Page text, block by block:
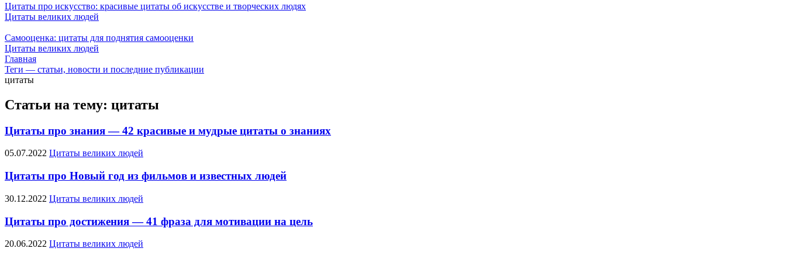
Цитаты про искусство: красивые цитаты об искусстве и творческих людях
Цитаты великих людей
Самооценка: цитаты для поднятия самооценки
Цитаты великих людей
Главная
Теги — статьи, новости и последние публикации
цитаты
Статьи на тему: цитаты
Цитаты про знания — 42 красивые и мудрые цитаты о знаниях
05.07.2022 Цитаты великих людей
Цитаты про Новый год из фильмов и известных людей
30.12.2022 Цитаты великих людей
Цитаты про достижения — 41 фраза для мотивации на цель
20.06.2022 Цитаты великих людей